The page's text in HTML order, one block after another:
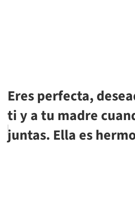
Eres perfecta,
ti y a tu madre
juntas. Ella es